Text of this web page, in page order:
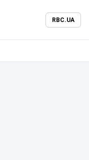
RBC.UA